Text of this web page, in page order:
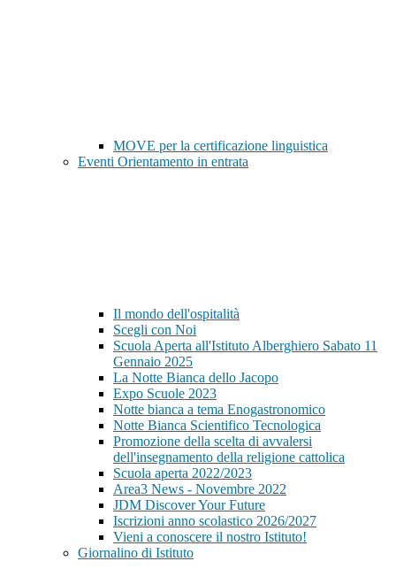
MOVE per la certificazione linguistica
Eventi Orientamento in entrata
Il mondo dell'ospitalità
Scegli con Noi
Scuola Aperta all'Istituto Alberghiero Sabato 11
Gennaio 2025
La Notte Bianca dello Jacopo
Expo Scuole 2023
Notte bianca a tema Enogastronomico
Notte Bianca Scientifico Tecnologica
Promozione della scelta di avvalersi
dell'insegnamento della religione cattolica
Scuola aperta 2022/2023
Area3 News - Novembre 2022
JDM Discover Your Future
Iscrizioni anno scolastico 2026/2027
Vieni a conoscere il nostro Istituto!
Giornalino di Istituto